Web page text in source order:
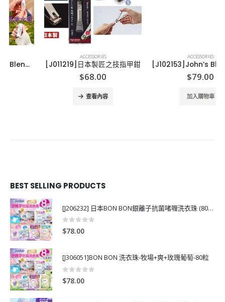
[J011219]日本製匠之技指甲鉗 [J102153]John’s Blend WHITE MUSK 香水啫喱
BEST SELLING PRODUCTS
[J206232] 日本BON BON銀離子抗菌啫喱洗衣珠 (80粒)
0out of 5
$78.00
[J306051]BON BON 洗衣珠-牧場+爽+玫瑰葡萄-80粒
0out of 5
$78.00